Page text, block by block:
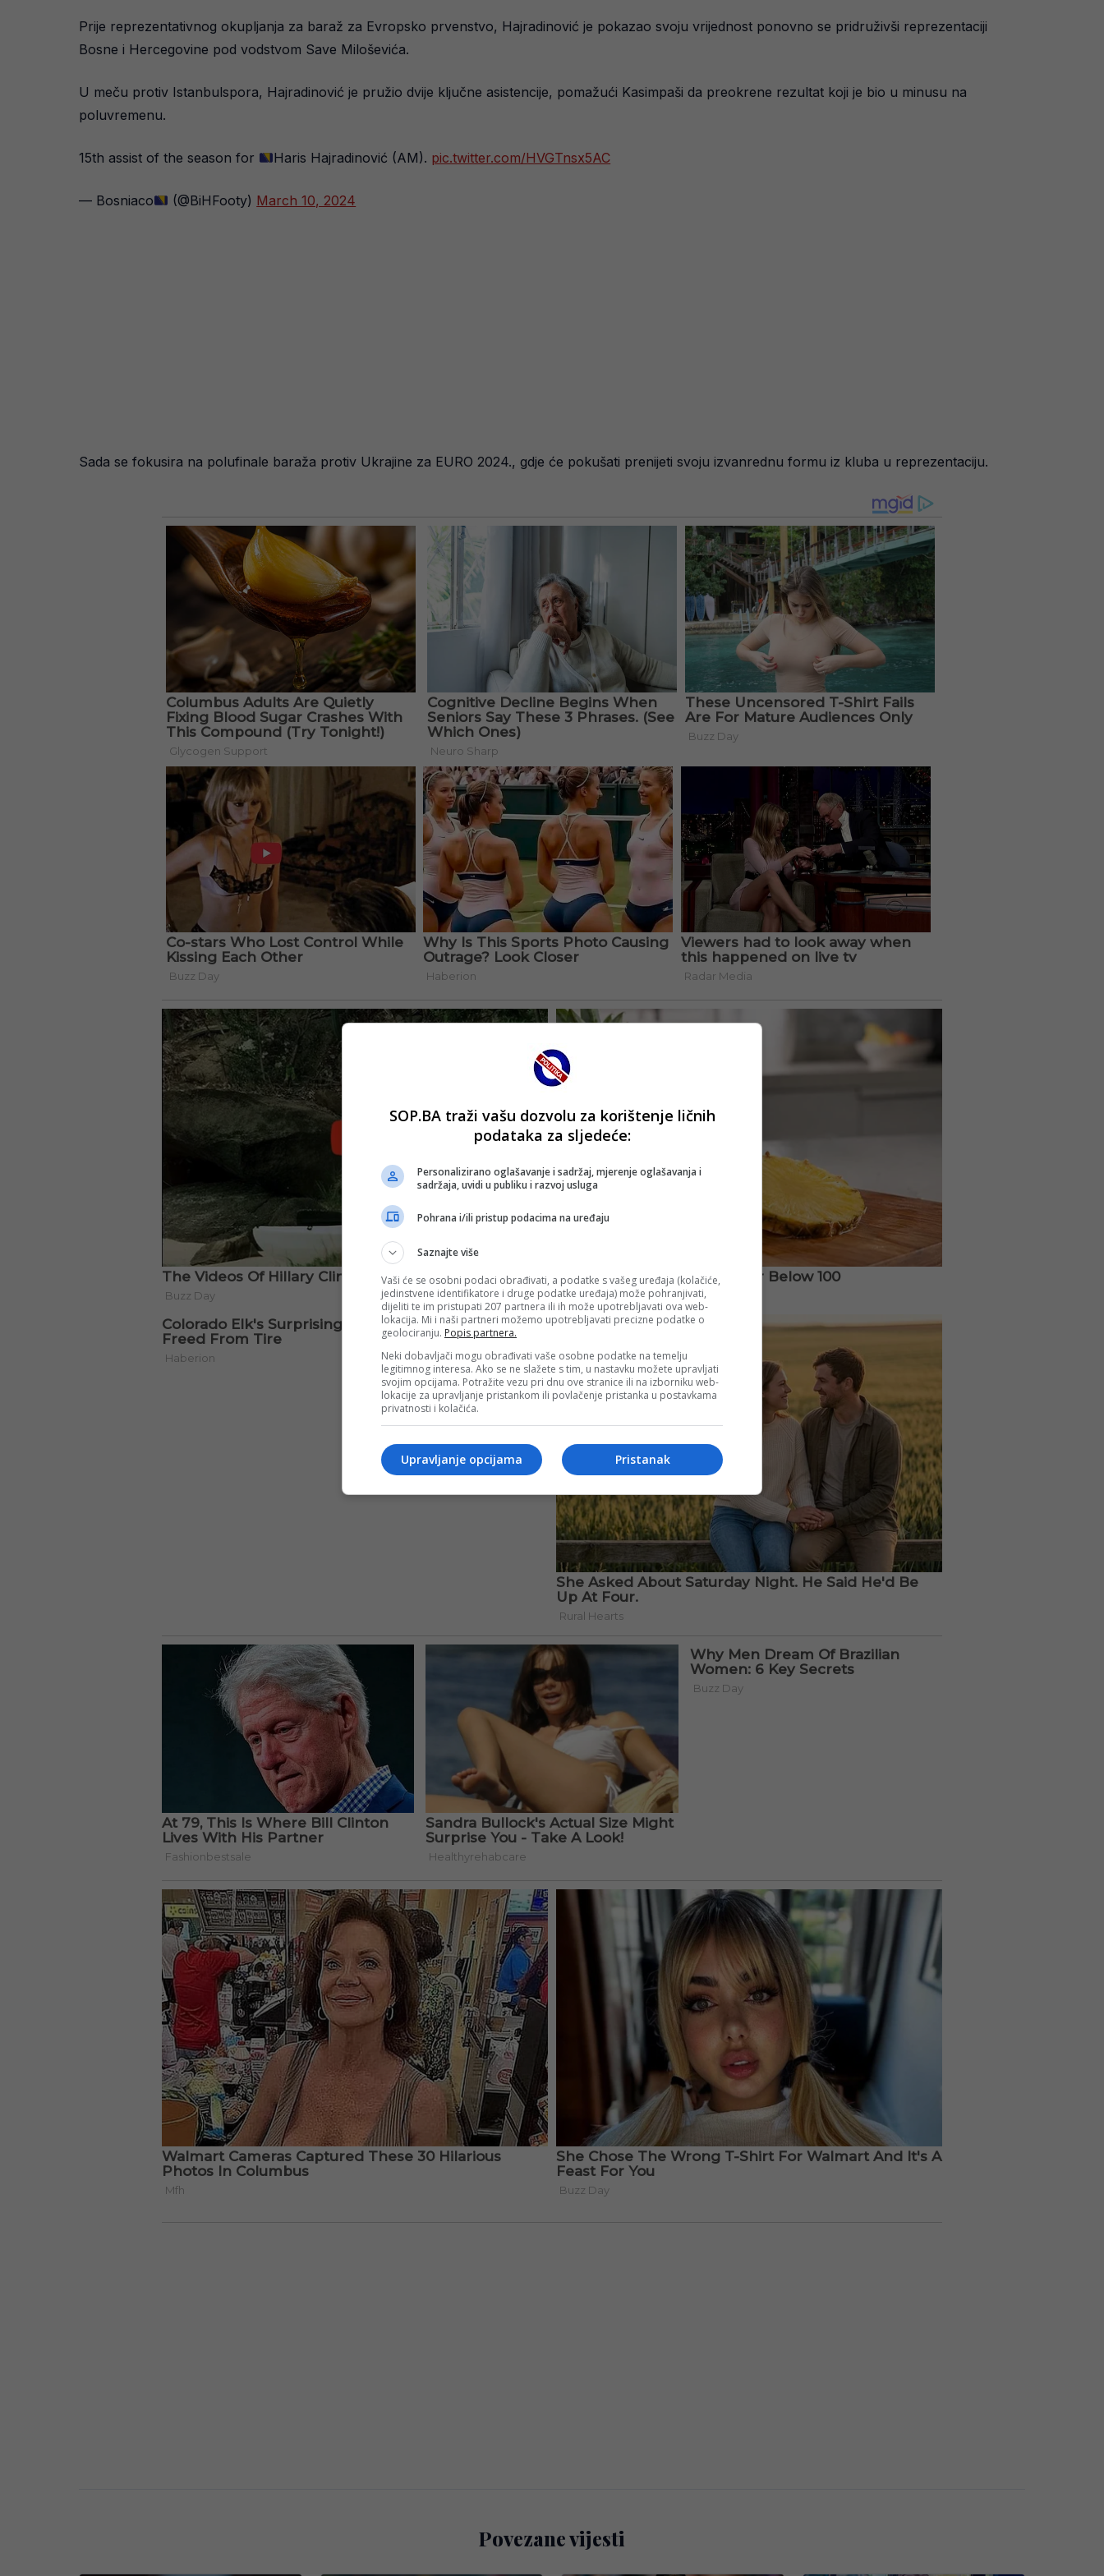
Prije reprezentativnog okupljanja za baraž za Evropsko prvenstvo, Hajradinović je pokazao svoju vrijednost ponovno se pridruživši reprezentaciji
Bosne i Hercegovine pod vodstvom Save Miloševića.
U meču protiv Istanbulspora, Hajradinović je pružio dvije ključne asistencije, pomažući Kasimpaši da preokrene rezultat koji je bio u minusu na
poluvremenu.
15th assist of the season for Haris Hajradinović (AM). pic.twitter.com/HVGTnsx5AC
— Bosniaco (@BiHFooty) March 10, 2024
Sada se fokusira na polufinale baraža protiv Ukrajine za EURO 2024., gdje će pokušati prenijeti svoju izvanrednu formu iz kluba u reprezentaciju.
Povezane vijesti
SOP.BA traži vašu dozvolu za korištenje ličnih
podataka za sljedeće:
Personalizirano oglašavanje i sadržaj, mjerenje oglašavanja i
sadržaja, uvidi u publiku i razvoj usluga
Pohrana i/ili pristup podacima na uređaju
Saznajte više
Vaši će se osobni podaci obrađivati, a podatke s vašeg uređaja (kolačiće,
jedinstvene identifikatore i druge podatke uređaja) može pohranjivati,
dijeliti te im pristupati 207 partnera ili ih može upotrebljavati ova web-
lokacija. Mi i naši partneri možemo upotrebljavati precizne podatke o
geolociranju. Popis partnera.
Neki dobavljači mogu obrađivati vaše osobne podatke na temelju
legitimnog interesa. Ako se ne slažete s tim, u nastavku možete upravljati
svojim opcijama. Potražite vezu pri dnu ove stranice ili na izborniku web-
lokacije za upravljanje pristankom ili povlačenje pristanka u postavkama
privatnosti i kolačića.
Pristanak
Upravljanje opcijama